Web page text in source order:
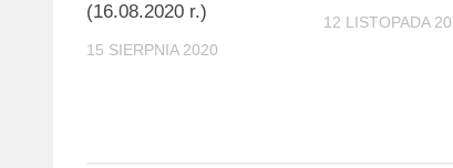
(16.08.2020 r.)
15 SIERPNIA 2020
12 LISTOPADA